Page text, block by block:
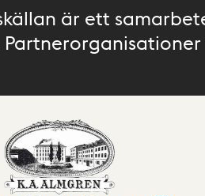
är ett